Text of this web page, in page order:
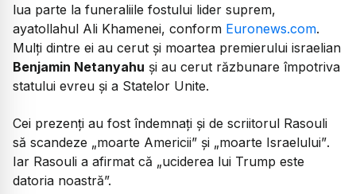
lua parte la funeraliile fostului lider suprem,
ayatollahul Ali Khamenei, conform Euronews.com.
Mulți dintre ei au cerut și moartea premierului israelian
Benjamin Netanyahu și au cerut răzbunare împotriva
statului evreu și a Statelor Unite.
Cei prezenți au fost îndemnați și de scriitorul Rasouli
să scandeze „moarte Americii” și „moarte Israelului”.
Iar Rasouli a afirmat că „uciderea lui Trump este
datoria noastră”.